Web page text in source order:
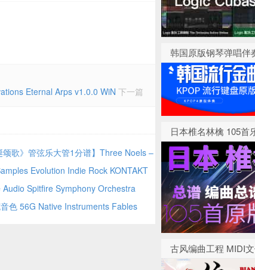
Eternal Arps v1.0.0 WiN 下一篇
颂歌》管弦乐大管1分谱】Three Noels –
Orchestra PDF乐谱下载
Evolution Indie Rock KONTAKT
Spitfire Symphony Orchestra
色 56G Native Instruments Fables
韩国原版钢琴弹唱伴
日本椎名林檎 105首
古风编曲工程 MIDI